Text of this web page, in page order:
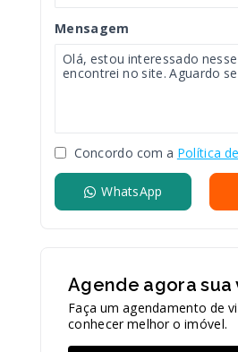
Mensagem
Concordo com a Política
WhatsApp
Agende agora sua
Faça um agendamento de
conhecer melhor o imóvel.